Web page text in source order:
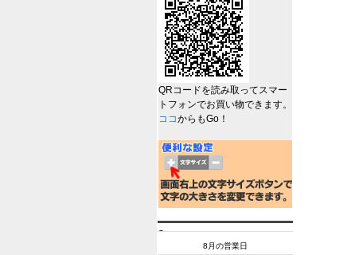
QRコードを読み取ってスマー
トフォンでお買い物できます。
ココからもGo！
8月の営業日